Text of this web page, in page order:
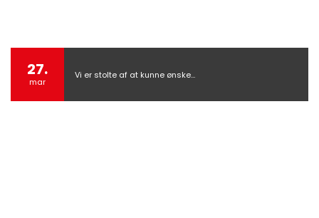
27.
mar
Vi er stolte af at kunne ønske…